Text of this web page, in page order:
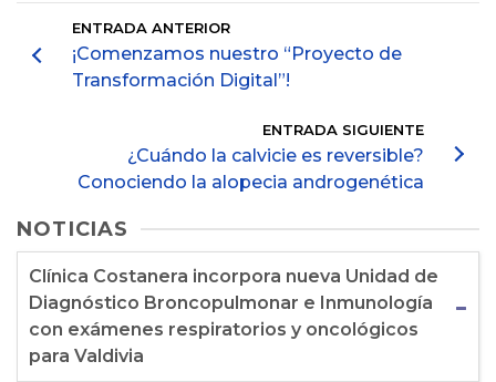
ENTRADA ANTERIOR
¡Comenzamos nuestro “Proyecto de
Transformación Digital”!
ENTRADA SIGUIENTE
¿Cuándo la calvicie es reversible?
Conociendo la alopecia androgenética
NOTICIAS
Clínica Costanera incorpora nueva Unidad de
Diagnóstico Broncopulmonar e Inmunología
con exámenes respiratorios y oncológicos
para Valdivia